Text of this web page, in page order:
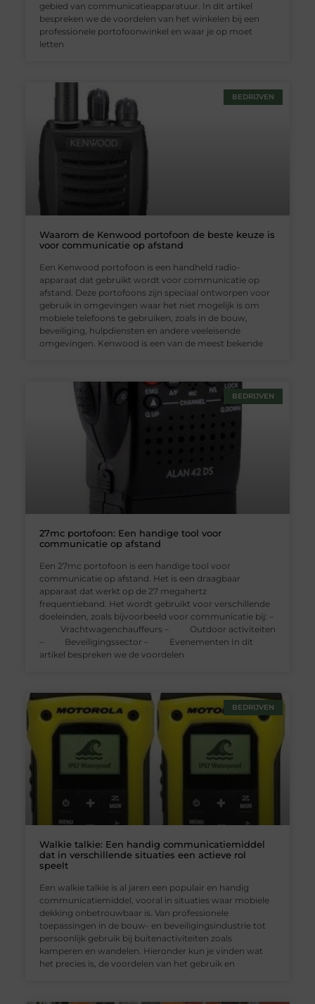
gebied van communicatieapparatuur. In dit artikel
bespreken we de voordelen van het winkelen bij een
professionele portofoonwinkel en waar je op moet
letten
BEDRIJVEN
Waarom de Kenwood portofoon de beste keuze is
voor communicatie op afstand
Een Kenwood portofoon is een handheld radio-
apparaat dat gebruikt wordt voor communicatie op
afstand. Deze portofoons zijn speciaal ontworpen voor
gebruik in omgevingen waar het niet mogelijk is om
mobiele telefoons te gebruiken, zoals in de bouw,
beveiliging, hulpdiensten en andere veeleisende
omgevingen. Kenwood is een van de meest bekende
BEDRIJVEN
27mc portofoon: Een handige tool voor
communicatie op afstand
Een 27mc portofoon is een handige tool voor
communicatie op afstand. Het is een draagbaar
apparaat dat werkt op de 27 megahertz
frequentieband. Het wordt gebruikt voor verschillende
doeleinden, zoals bijvoorbeeld voor communicatie bij: –
Vrachtwagenchauffeurs – Outdoor activiteiten
– Beveiligingssector – Evenementen In dit
artikel bespreken we de voordelen
BEDRIJVEN
Walkie talkie: Een handig communicatiemiddel
dat in verschillende situaties een actieve rol
speelt
Een walkie talkie is al jaren een populair en handig
communicatiemiddel, vooral in situaties waar mobiele
dekking onbetrouwbaar is. Van professionele
toepassingen in de bouw- en beveiligingsindustrie tot
persoonlijk gebruik bij buitenactiviteiten zoals
kamperen en wandelen. Hieronder kun je vinden wat
het precies is, de voordelen van het gebruik en